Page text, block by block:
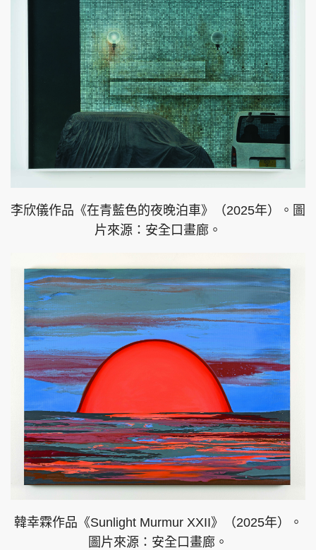
李欣儀作品《在青藍⾊的夜晚泊⾞》（2025年）。圖
片來源：安全口畫廊。
韓幸霖作品《Sunlight Murmur XXII》（2025年）。
圖片來源：安全口畫廊。